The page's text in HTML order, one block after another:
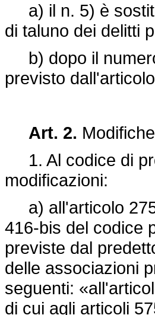
a) il n. 5) è
di taluno dei delitti
b) dopo il
previsto
Art. 2.
1. Al codice di
modificazioni:
a) all'articolo
416-bis del codice
previste dal
delle associazioni
seguenti:
di cui agli articoli